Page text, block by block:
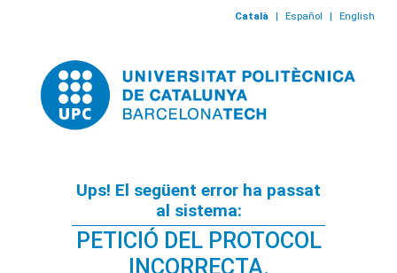
Català | Español | English
Ups! El següent error ha passat
al sistema:
PETICIÓ DEL PROTOCOL
INCORRECTA.